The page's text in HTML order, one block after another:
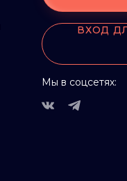
ВХОД
Мы в соцсетях: